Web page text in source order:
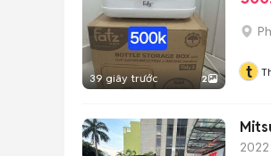
39 giây trước 2 t
2022